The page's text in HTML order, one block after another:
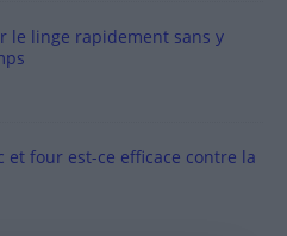
le linge rapidement sans y
et four est-ce efficace contre la